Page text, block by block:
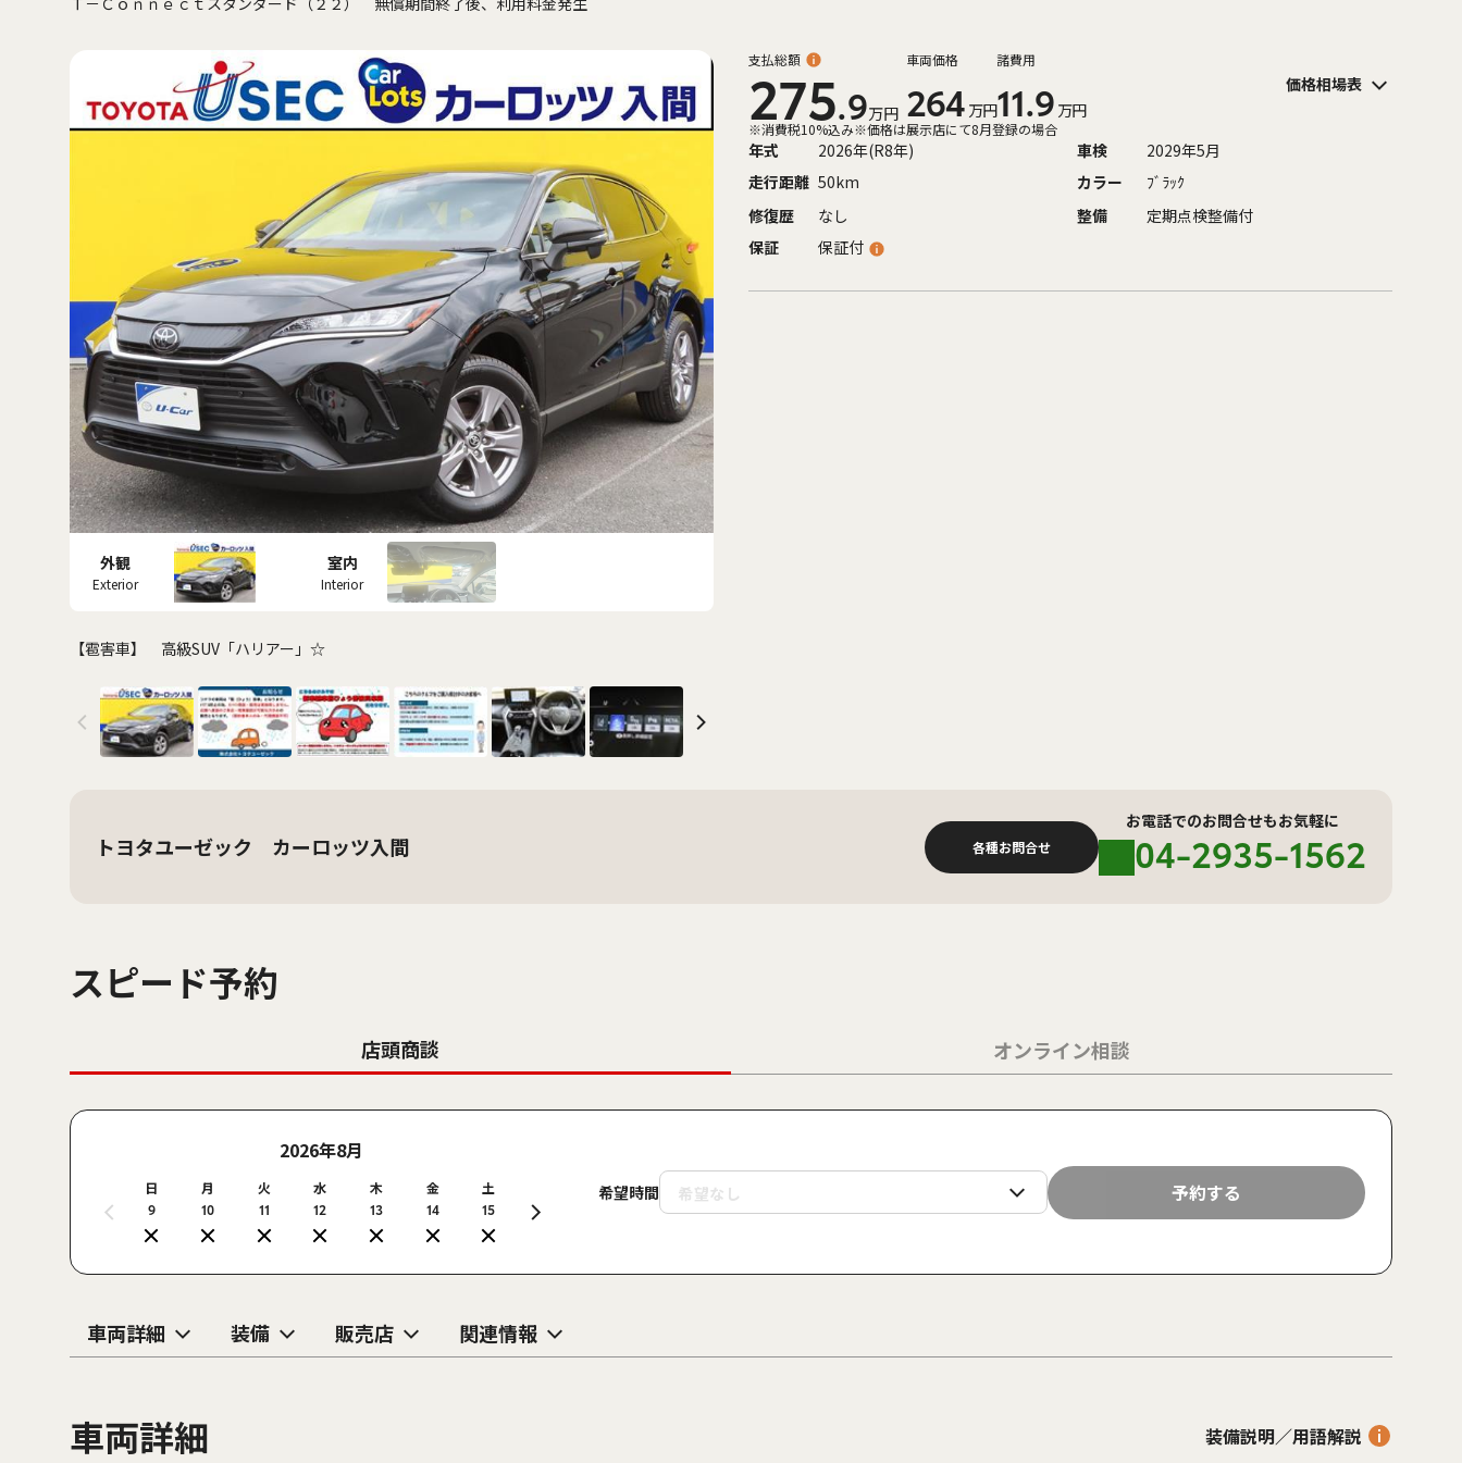
外観
Exterior
室内
Interior
【雹害車】 高級SUV「ハリアー」☆
支払総額
275.9万円
車両価格
264 万円
諸費用
11.9 万円
価格相場表
※消費税10%込み※価格は展示店にて8月登録の場合
年式 2026年(R8年) 車検
2029年5月
走行距離 50km カラー
ﾌﾞﾗｯｸ
修復歴
なし 整備
定期点検整備付
保証
保証付
トヨタユーゼック カーロッツ入間 各種お問合せ
お電話でのお問合せもお気軽に
04-2935-1562
スピード予約
店頭商談 オンライン相談
2026年8月
日
9
月
10
火
11
水
12
木
13
金
14
土
15 16
月 火
18
水
19 20 21 22 23 24
火
25
金
希望時間 予約する
車両詳細 装備 販売店 関連情報
車両詳細 装備説明／用語解説